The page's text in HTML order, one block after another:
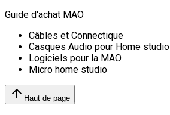
Guide d'achat MAO
Câbles et Connectique
Casques Audio pour Home studio
Logiciels pour la MAO
Micro home studio
Haut de page